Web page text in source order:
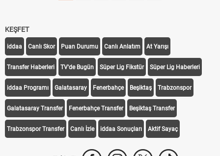
KEŞFET
iddaa Canlı Skor Puan Durumu Canlı Anlatım At Yarışı
Transfer Haberleri TV'de Bugün Süper Lig Fikstür Süper Lig Haberleri
iddaa Programı Galatasaray Fenerbahçe Beşiktaş Trabzonspor
Galatasaray Transfer Fenerbahçe Transfer Beşiktaş Transfer
Trabzonspor Transfer Canlı İzle iddaa Sonuçları Aktif Sayaç